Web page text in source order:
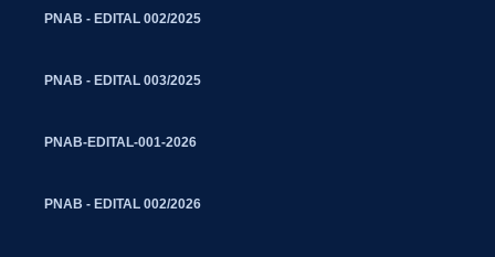
PNAB - EDITAL 002/2025
PNAB - EDITAL 003/2025
PNAB-EDITAL-001-2026
PNAB - EDITAL 002/2026